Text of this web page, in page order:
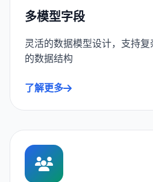
多模型字段
灵活的数据模型设计，支持
的数据结构
了解更多